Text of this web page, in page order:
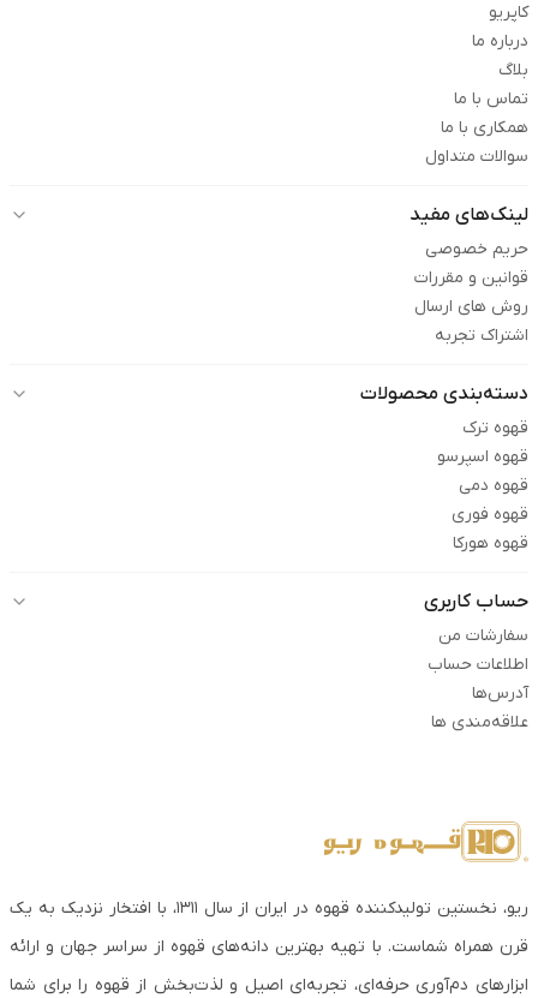
کاپریو
درباره ما
بلاگ
تماس با ما
همکاری با ما
سوالات متداول
لینک‌های مفید
حریم خصوصی
قوانین و مقررات
روش های ارسال
اشتراک تجربه
دسته‌بندی محصولات
قهوه ترک
قهوه اسپرسو
قهوه دمی
قهوه فوری
قهوه هورکا
حساب کاربری
سفارشات من
اطلاعات حساب
آدرس‌ها
علاقه‌مندی ها
ریو، نخستین تولیدکننده قهوه در ایران از سال ۱۳۱۱، با افتخار نزدیک به یک
قرن همراه شماست. با تهیه بهترین دانه‌های قهوه از سراسر جهان و ارائه
ابزارهای دم‌آوری حرفه‌ای، تجربه‌ای اصیل و لذت‌بخش از قهوه را برای شما